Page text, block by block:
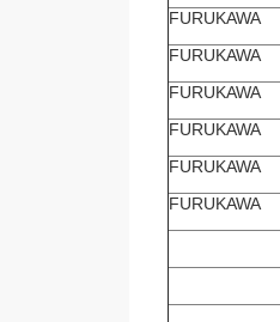
FURUKAWA
FURUKAWA
FURUKAWA
FURUKAWA
FURUKAWA
FURUKAWA